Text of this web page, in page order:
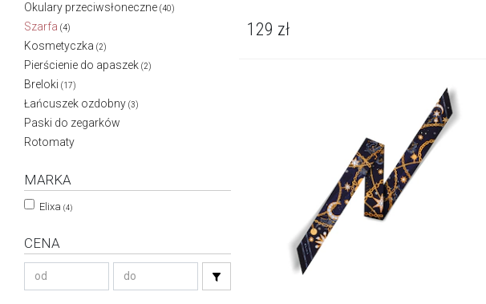
Okulary przeciwsłoneczne (40)
Szarfa (4)
Kosmetyczka (2)
Pierścienie do apaszek (2)
Breloki (17)
Łańcuszek ozdobny (3)
Paski do zegarków
Rotomaty
MARKA
Elixa (4)
CENA
129 zł